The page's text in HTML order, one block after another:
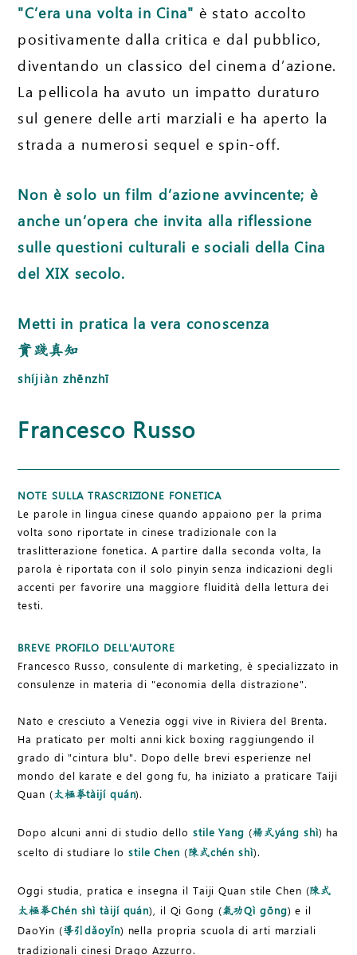
"C’era una volta in Cina" è stato accolto
positivamente dalla critica e dal pubblico,
diventando un classico del cinema d’azione.
La pellicola ha avuto un impatto duraturo
sul genere delle arti marziali e ha aperto la
strada a numerosi sequel e spin-off.
Non è solo un film d’azione avvincente; è
anche un’opera che invita alla riflessione
sulle questioni culturali e sociali della Cina
del XIX secolo.
Metti in pratica la vera conoscenza
實踐真知
shíjiàn zhēnzhī
Francesco Russo
NOTE SULLA TRASCRIZIONE FONETICA
Le parole in lingua cinese quando appaiono per la prima
volta sono riportate in cinese tradizionale con la
traslitterazione fonetica. A partire dalla seconda volta, la
parola è riportata con il solo pinyin senza indicazioni degli
accenti per favorire una maggiore fluidità della lettura dei
testi.
BREVE PROFILO DELL'AUTORE
Francesco Russo, consulente di marketing, è specializzato in
consulenze in materia di "economia della distrazione".
Nato e cresciuto a Venezia oggi vive in Riviera del Brenta.
Ha praticato per molti anni kick boxing raggiungendo il
grado di "cintura blu". Dopo delle brevi esperienze nel
mondo del karate e del gong fu, ha iniziato a praticare Taiji
Quan ( 太極拳tàijí quán).
Dopo alcuni anni di studio dello stile Yang (楊式yáng shì) ha
scelto di studiare lostile Chen (陳式chén shì).
Oggi studia, pratica e insegna il Taiji Quan stile Chen (陳式
太極拳Chén shì tàijí quán), il Qi Gong (氣功Qì gōng) e il
DaoYin (導引dǎoyǐn) nella propria scuola di arti marziali
tradizionali cinesi Drago Azzurro.